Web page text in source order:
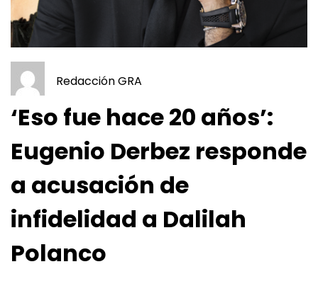
Redacción GRA
‘Eso fue hace 20 años’:
Eugenio Derbez responde
a acusación de
infidelidad a Dalilah
Polanco